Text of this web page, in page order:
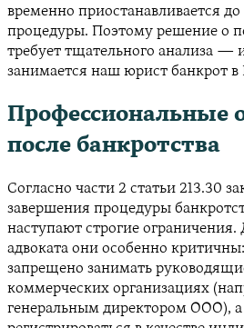
временно приостанавливается
процедуры. Поэтому решение о
требует тщательного анализа —
занимается наш юрист банкрот
Профессиональные
после банкротства
Согласно части 2 статьи 213.30
завершения процедуры
наступают строгие ограничения.
адвоката они особенно
запрещено занимать
коммерческих организациях
генеральным директором ООО),